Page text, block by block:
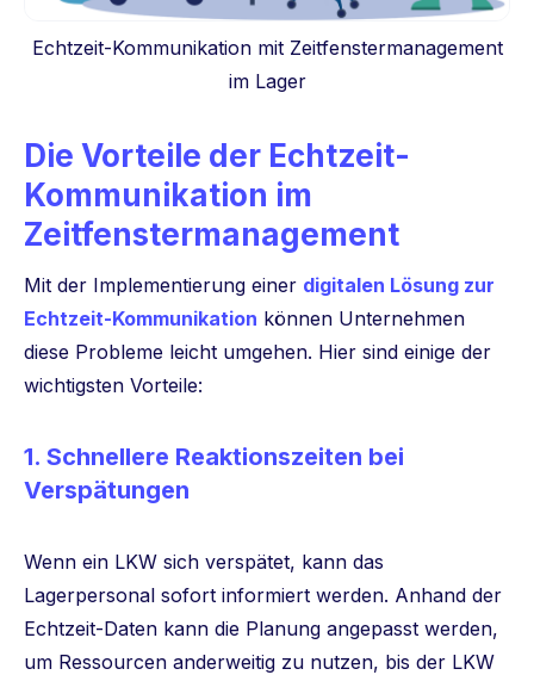
Echtzeit-Kommunikation mit Zeitfenstermanagement
im Lager
Die Vorteile der Echtzeit-
Kommunikation im
Zeitfenstermanagement
Mit der Implementierung einer digitalen Lösung zur
Echtzeit-Kommunikation können Unternehmen
diese Probleme leicht umgehen. Hier sind einige der
wichtigsten Vorteile:
1. Schnellere Reaktionszeiten bei
Verspätungen
Wenn ein LKW sich verspätet, kann das
Lagerpersonal sofort informiert werden. Anhand der
Echtzeit-Daten kann die Planung angepasst werden,
um Ressourcen anderweitig zu nutzen, bis der LKW